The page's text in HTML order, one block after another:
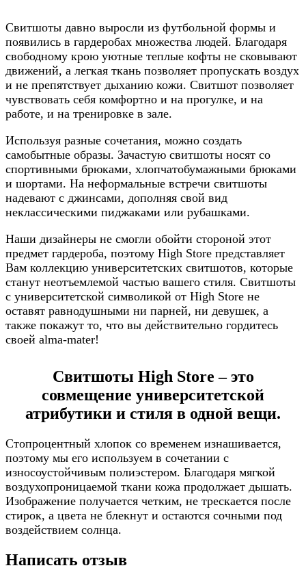
Свитшоты давно выросли из футбольной формы и
появились в гардеробах множества людей. Благодаря
свободному крою уютные теплые кофты не сковывают
движений, а легкая ткань позволяет пропускать воздух
и не препятствует дыханию кожи. Свитшот позволяет
чувствовать себя комфортно и на прогулке, и на
работе, и на тренировке в зале.
Используя разные сочетания, можно создать
самобытные образы. Зачастую свитшоты носят со
спортивными брюками, хлопчатобумажными брюками
и шортами. На неформальные встречи свитшоты
надевают с джинсами, дополняя свой вид
неклассическими пиджаками или рубашками.
Наши дизайнеры не смогли обойти стороной этот
предмет гардероба, поэтому High Store представляет
Вам коллекцию университетских свитшотов, которые
станут неотъемлемой частью вашего стиля. Свитшоты
с университетской символикой от High Store не
оставят равнодушными ни парней, ни девушек, а
также покажут то, что вы действительно гордитесь
своей alma-mater!
Свитшоты High Store – это
совмещение университетской
атрибутики и стиля в одной вещи.
Стопроцентный хлопок со временем изнашивается,
поэтому мы его используем в сочетании с
износоустойчивым полиэстером. Благодаря мягкой
воздухопроницаемой ткани кожа продолжает дышать.
Изображение получается четким, не трескается после
стирок, а цвета не блекнут и остаются сочными под
воздействием солнца.
Написать отзыв